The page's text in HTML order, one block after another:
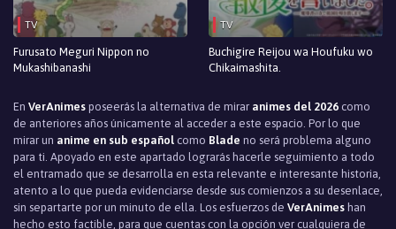
TV
Furusato Meguri Nippon no
Mukashibanashi
TV
Buchigire Reijou wa Houfuku wo
Chikaimashita.
En VerAnimes poseerás la alternativa de mirar animes del 2026 como
de anteriores años únicamente al acceder a este espacio. Por lo que
mirar un anime en sub español como Blade no será problema alguno
para ti. Apoyado en este apartado lograrás hacerle seguimiento a todo
el entramado que se desarrolla en esta relevante e interesante historia,
atento a lo que pueda evidenciarse desde sus comienzos a su desenlace,
sin separtarte por un minuto de ella. Los esfuerzos de VerAnimes han
hecho esto factible, para que cuentas con la opción ver cualquiera de